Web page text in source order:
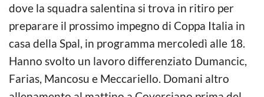
dove la squadra salentina si trova in ritiro per
preparare il prossimo impegno di Coppa Italia in
casa della Spal, in programma mercoledì alle 18.
Hanno svolto un lavoro differenziato Dumancic,
Farias, Mancosu e Meccariello. Domani altro